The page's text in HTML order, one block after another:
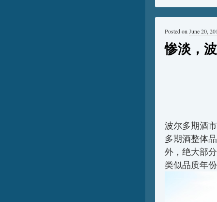
惨淡，
Posted on June 20,
波尔多期酒
多期酒整体
外，绝大部
类似品质年